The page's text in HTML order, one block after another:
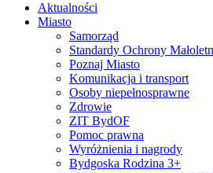
Aktualności
Miasto
Samorząd
Standardy Ochrony
Poznaj Miasto
Komunikacja i transport
Osoby niepełnosprawne
Zdrowie
ZIT BydOF
Pomoc prawna
Wyróżnienia i nagrody
Bydgoska Rodzina 3+